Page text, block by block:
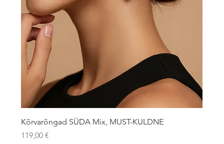
Kõrvarõngad SÜDA Mix, MUST-KULDNE
Price
119,00 €